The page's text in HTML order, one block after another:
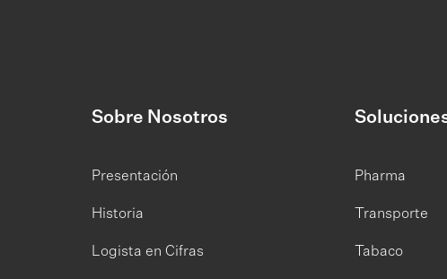
Sobre Nosotros
Presentación
Historia
Logista en Cifras
Pharma
Transporte
Tabaco